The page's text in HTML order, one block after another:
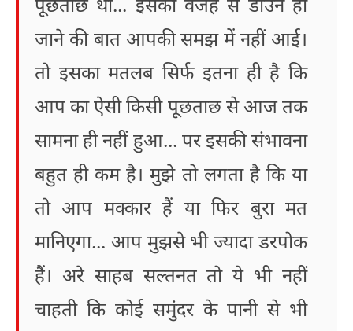
पूछताछ थी... इसकी वजह से डाउन हो
जाने की बात आपकी समझ में नहीं आई।
तो इसका मतलब सिर्फ इतना ही है कि
आप का ऐसी किसी पूछताछ से आज तक
सामना ही नहीं हुआ... पर इसकी संभावना
बहुत ही कम है। मुझे तो लगता है कि या
तो आप मक्कार हैं या फिर बुरा मत
मानिएगा... आप मुझसे भी ज्यादा डरपोक
हैं। अरे साहब सल्तनत तो ये भी नहीं
चाहती कि कोई समुंदर के पानी से भी